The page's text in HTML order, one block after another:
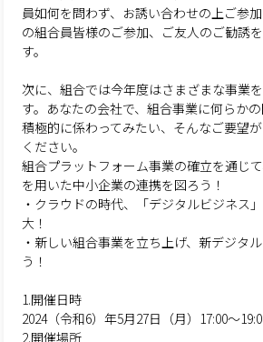
員如何を問わず、お誘い合わせの上ご参
の組合員皆様のご参加、ご友人のご勧誘
す。
次に、組合では今年度はさまざまな事業
す。あなたの会社で、組合事業に何らかの
積極的に係わってみたい、そんなご要望
ください。
組合プラットフォーム事業の確立を通じ
を用いた中小企業の連携を図ろう！
・クラウドの時代、「デジタルビジネス
大！
・新しい組合事業を立ち上げ、新デジタ
う！
1.開催日時
2024（令和6）年5月27日（月）17:00～
2.開催場所